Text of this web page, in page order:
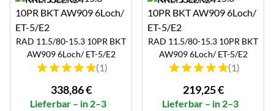
RAD 11.5/80-15.3 10PR BKT
AW909 6Loch/ ET-5/E2
Bewertung: 5 von 5 (1 Bewertungen)
(1)
338,86€
Lieferbar – in 2–3
RAD 11.5/80-15.3 10PR BKT
AW909 6Loch/ ET-5/E2
Bewertung: 5 von 5 (1
(1)
219,25€
Lieferbar – in 2–3